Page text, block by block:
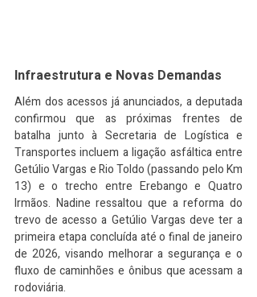
Infraestrutura e Novas Demandas
Além dos acessos já anunciados, a deputada
confirmou que as próximas frentes de
batalha junto à Secretaria de Logística e
Transportes incluem a ligação asfáltica entre
Getúlio Vargas e Rio Toldo (passando pelo Km
13) e o trecho entre Erebango e Quatro
Irmãos. Nadine ressaltou que a reforma do
trevo de acesso a Getúlio Vargas deve ter a
primeira etapa concluída até o final de janeiro
de 2026, visando melhorar a segurança e o
fluxo de caminhões e ônibus que acessam a
rodoviária.